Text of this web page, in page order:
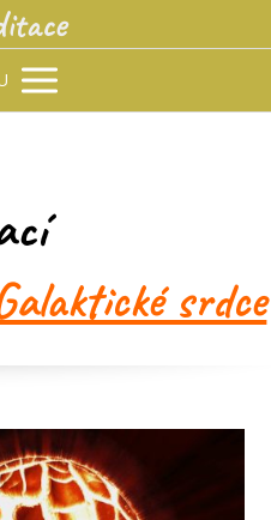
srdce